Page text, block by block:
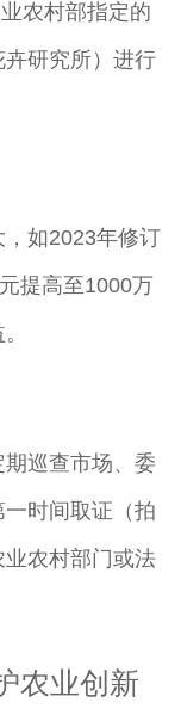
农村部指定的
研究所）进行
如2023年修订
提高至1000万
巡查市场、委
时间取证（拍
农村部门或法
农业创新